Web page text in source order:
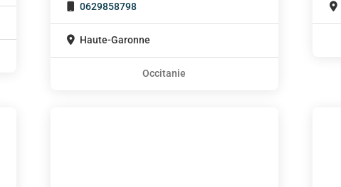
0629858798
Haute-Garonne
Occitanie